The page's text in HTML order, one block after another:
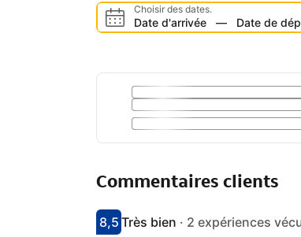
Choisir des dates.
Date d'arrivée — Date de
Commentaires clients
Avec une note de 8.5
8,5
très bienTrès bien · 2 expériences